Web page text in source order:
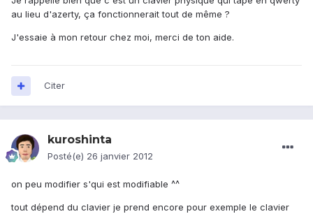
au lieu d'azerty, ça fonctionnerait tout de même ?
J'essaie à mon retour chez moi, merci de ton aide.
Citer
kuroshinta
Posté(e) 26 janvier 2012
on peu modifier s'qui est modifiable ^^
tout dépend du clavier je prend encore pour exemple le clavier